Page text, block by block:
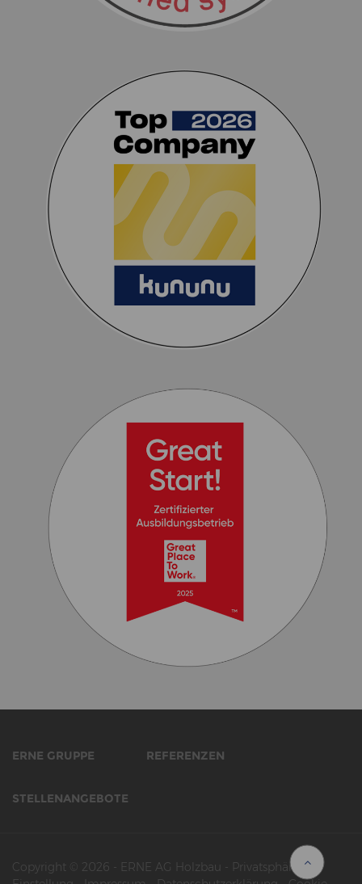
ERNE GRUPPE REFERENZEN
STELLENANGEBOTE
Copyright © 2026 - ERNE AG Holzbau - Privatsphäre-